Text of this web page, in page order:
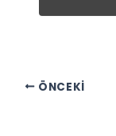
ÖNCEKI